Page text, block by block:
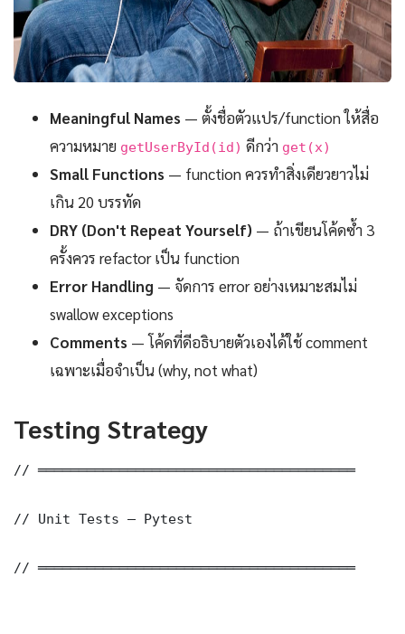
Meaningful Names — ตั้งชื่อตัวแปร/function ให้สื่อ
ความหมาย getUserById(id) ดีกว่า get(x)
Small Functions — function ควรทำสิ่งเดียวยาวไม่
เกิน 20 บรรทัด
DRY (Don't Repeat Yourself) — ถ้าเขียนโค้ดซ้ำ 3
ครั้งควร refactor เป็น function
Error Handling — จัดการ error อย่างเหมาะสมไม่
swallow exceptions
Comments — โค้ดที่ดีอธิบายตัวเองได้ใช้ comment
เฉพาะเมื่อจำเป็น (why, not what)
Testing Strategy
// ═══════════════════════════════════════
// Unit Tests — Pytest
// ═══════════════════════════════════════